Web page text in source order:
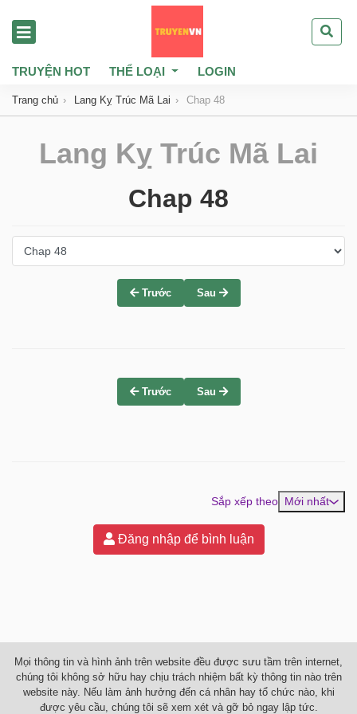
TRUYỆN HOT THỂ LOẠI LOGIN
Trang chủ Lang Kỵ Trúc Mã Lai Chap 48
Lang Kỵ Trúc Mã Lai
Chap 48
Trước Sau
Trước Sau
Sắp xếp theo Mới nhất
Đăng nhập để bình luận
Mọi thông tin và hình ảnh trên website đều được sưu tầm trên internet,
chúng tôi không sở hữu hay chịu trách nhiệm bất kỳ thông tin nào trên
website này. Nếu làm ảnh hưởng đến cá nhân hay tổ chức nào, khi
được yêu cầu, chúng tôi sẽ xem xét và gỡ bỏ ngay lập tức.